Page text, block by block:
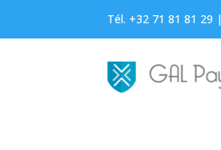
Tél. +32 71 81 81 29 |